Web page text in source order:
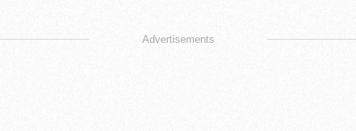
Advertisements